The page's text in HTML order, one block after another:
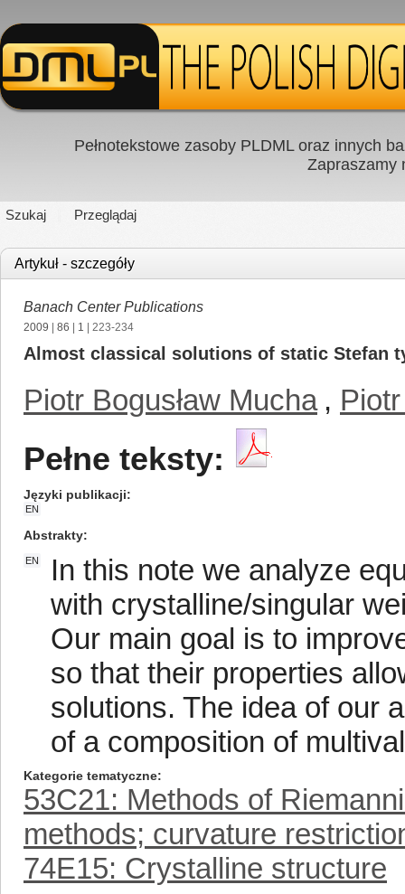
Pełnotekstowe zasoby PLDML oraz innych
Zapraszamy
Szukaj Przeglądaj
Artykuł - szczegóły
Banach Center Publications
2009 86 1 | 223-234
Almost classical solutions of static Stefan
Piotr Bogusław Mucha ,
Pełne teksty:
Języki publikacji
EN
Abstrakty
EN
In this note we analyze
with crystalline/singular
Our main goal is to
so that their properties
solutions. The idea of our
of a composition of
Kategorie tematyczne
53C21: Methods of
methods; curvature
74E15: Crystalline structure